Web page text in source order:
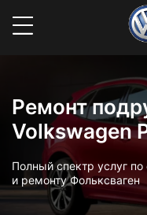
Ремонт
Volkswagen
Полный спектр услуг
и ремонту Фольксваген